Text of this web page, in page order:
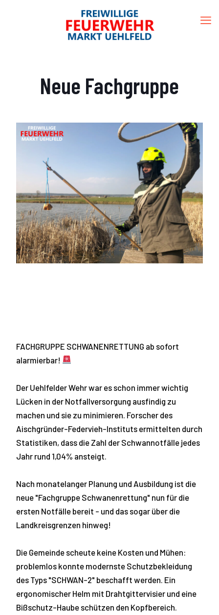
Neue Fachgruppe
FACHGRUPPE SCHWANENRETTUNG ab sofort
alarmierbar!
Der Uehlfelder Wehr war es schon immer wichtig
Lücken in der Notfallversorgung ausfindig zu
machen und sie zu minimieren. Forscher des
Aischgründer-Federvieh-Instituts ermittelten durch
Statistiken, dass die Zahl der Schwannotfälle jedes
Jahr rund 1,04% ansteigt.
Nach monatelanger Planung und Ausbildung ist die
neue "Fachgruppe Schwanenrettung" nun für die
ersten Notfälle bereit - und das sogar über die
Landkreisgrenzen hinweg!
Die Gemeinde scheute keine Kosten und Mühen:
problemlos konnte modernste Schutzbekleidung
des Typs "SCHWAN-2" beschafft werden. Ein
ergonomischer Helm mit Drahtgittervisier und eine
Bißschutz-Haube schützen den Kopfbereich.